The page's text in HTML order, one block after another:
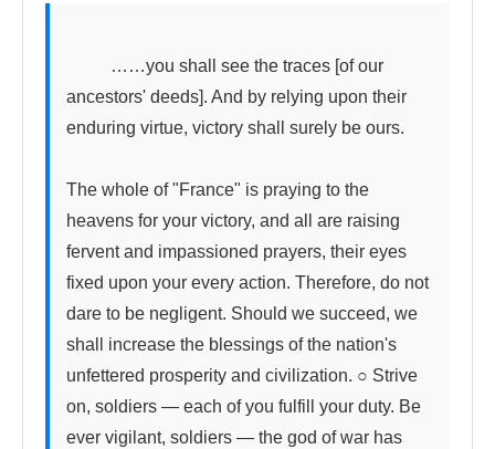
ancestors' deeds]. And by relying upon their
enduring virtue, victory shall surely be ours.
The whole of "France" is praying to the
heavens for your victory, and all are raising
fervent and impassioned prayers, their eyes
fixed upon your every action. Therefore, do not
dare to be negligent. Should we succeed, we
shall increase the blessings of the nation's
unfettered prosperity and civilization. ○ Strive
on, soldiers — each of you fulfill your duty. Be
ever vigilant, soldiers — the god of war has